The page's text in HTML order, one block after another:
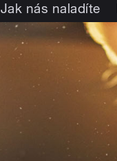
Jak nás naladíte